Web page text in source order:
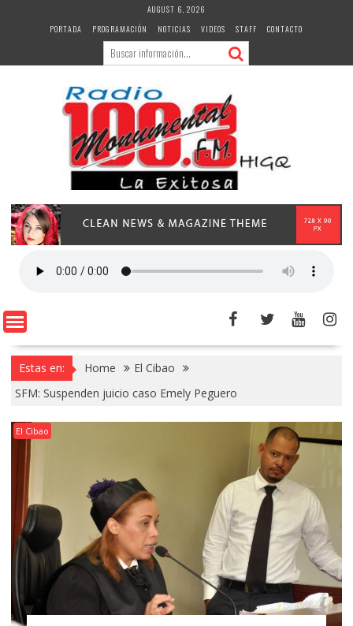
AUGUST 6, 2026
PORTADA
PROGRAMACIÓN NOTICIAS VIDEOS STAFF CONTACTO
Estas en: Home
El Cibao
SFM: Suspenden juicio caso Emely Peguero
El Cibao